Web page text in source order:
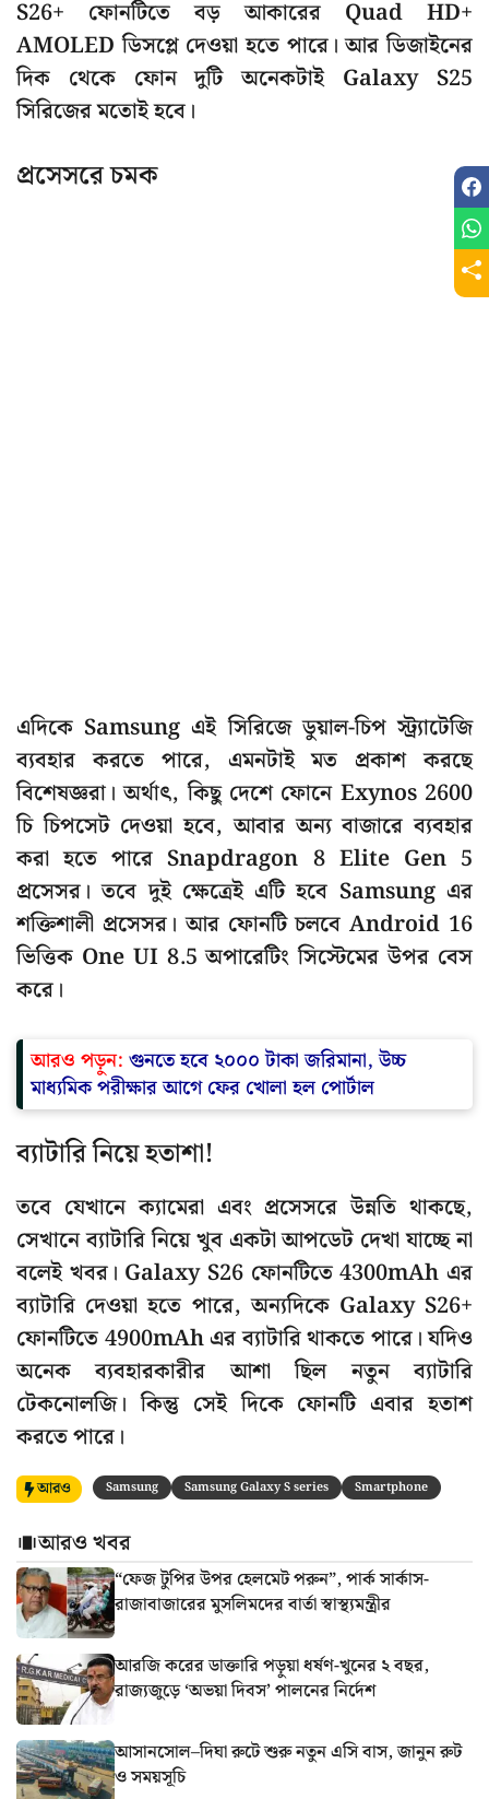
S26+ ফোনটিতে বড় আকারের Quad HD+
AMOLED ডিসপ্লে দেওয়া হতে পারে। আর ডিজাইনের
দিক থেকে ফোন দুটি অনেকটাই Galaxy S25
সিরিজের মতোই হবে।
প্রসেসরে চমক
এদিকে Samsung এই সিরিজে ডুয়াল-চিপ স্ট্র্যাটেজি
ব্যবহার করতে পারে, এমনটাই মত প্রকাশ করছে
বিশেষজ্ঞরা। অর্থাৎ, কিছু দেশে ফোনে Exynos 2600
চি চিপসেট দেওয়া হবে, আবার অন্য বাজারে ব্যবহার
করা হতে পারে Snapdragon 8 Elite Gen 5
প্রসেসর। তবে দুই ক্ষেত্রেই এটি হবে Samsung এর
শক্তিশালী প্রসেসর। আর ফোনটি চলবে Android 16
ভিত্তিক One UI 8.5 অপারেটিং সিস্টেমের উপর বেস
করে।
আরও পড়ুন: গুনতে হবে ২০০০ টাকা জরিমানা, উচ্চ
মাধ্যমিক পরীক্ষার আগে ফের খোলা হল পোর্টাল
ব্যাটারি নিয়ে হতাশা!
তবে যেখানে ক্যামেরা এবং প্রসেসরে উন্নতি থাকছে,
সেখানে ব্যাটারি নিয়ে খুব একটা আপডেট দেখা যাচ্ছে না
বলেই খবর। Galaxy S26 ফোনটিতে 4300mAh এর
ব্যাটারি দেওয়া হতে পারে, অন্যদিকে Galaxy S26+
ফোনটিতে 4900mAh এর ব্যাটারি থাকতে পারে। যদিও
অনেক ব্যবহারকারীর আশা ছিল নতুন ব্যাটারি
টেকনোলজি। কিন্তু সেই দিকে ফোনটি এবার হতাশ
করতে পারে।
আরও Samsung Samsung Galaxy S series Smartphone
আরও খবর
“ফেজ টুপির উপর হেলমেট পরুন”, পার্ক সার্কাস-
রাজাবাজারের মুসলিমদের বার্তা স্বাস্থ্যমন্ত্রীর
আরজি করের ডাক্তারি পড়ুয়া ধর্ষণ-খুনের ২ বছর,
রাজ্যজুড়ে ‘অভয়া দিবস’ পালনের নির্দেশ
আসানসোল–দিঘা রুটে শুরু নতুন এসি বাস, জানুন রুট
ও সময়সূচি